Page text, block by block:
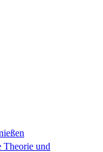
Theorie und